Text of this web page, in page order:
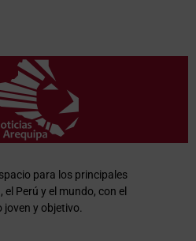
para los principales
Perú y el mundo, con el
y objetivo.